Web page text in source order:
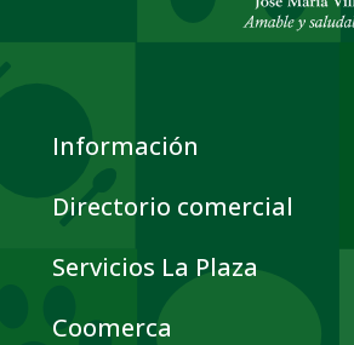
Información
Directorio comercial
Servicios La Plaza
Coomerca